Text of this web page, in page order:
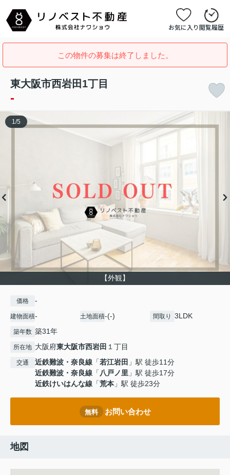
お気に入り閲覧履歴
この物件の募集は終了しました。
東大阪市西岩田1丁目
-
【外観】
1 /5
価格 -
建物面積- 土地面積-(-) 間取り 3LDK
築年数 築31年
所在地 大阪府東大阪市西岩田 １丁目
交通 近鉄難波・奈良線 「若江岩田 」駅 徒歩11分
近鉄難波・奈良線 「 八戸ノ里 」駅 徒歩17分
近鉄けいはんな線 「荒本 」駅 徒歩23分
無料 お問い合わせ
地図